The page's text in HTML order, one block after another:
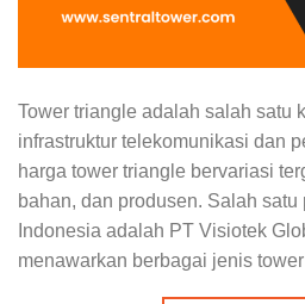
Tower triangle adalah salah satu
infrastruktur telekomunikasi dan
harga tower triangle bervariasi
bahan, dan produsen. Salah
Indonesia adalah PT Visiotek
menawarkan berbagai jenis